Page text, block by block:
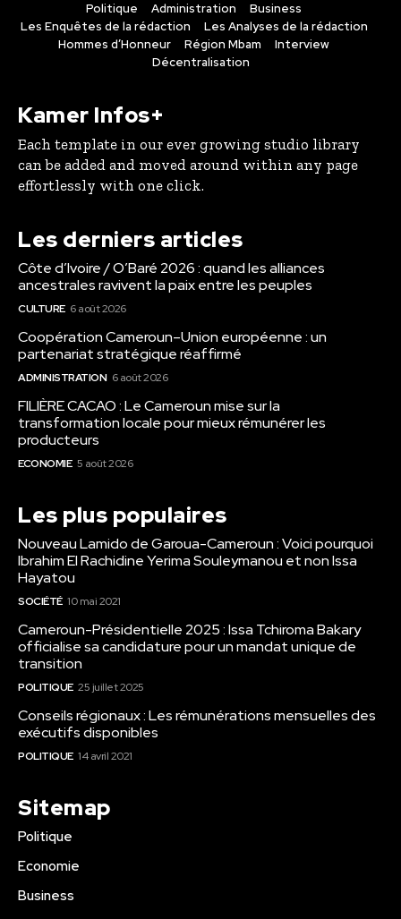
Politique Administration
Business
Les Enquêtes de la rédaction
Les Analyses de la rédaction
Hommes d’Honneur
Région Mbam
Interview
Décentralisation
Kamer Infos+
Each template in our ever growing studio library
can be added and moved around within any page
effortlessly with one click.
Les derniers articles
Côte d’Ivoire / O’Baré 2026 : quand les alliances
ancestrales ravivent la paix entre les peuples
CULTURE 6 août 2026
Coopération Cameroun–Union européenne : un
partenariat stratégique réaffirmé
ADMINISTRATION 6 août 2026
FILIÈRE CACAO : Le Cameroun mise sur la
transformation locale pour mieux rémunérer les
producteurs
ECONOMIE 5 août 2026
Les plus populaires
Nouveau Lamido de Garoua-Cameroun : Voici pourquoi
Ibrahim El Rachidine Yerima Souleymanou et non Issa
Hayatou
SOCIÉTÉ 10 mai 2021
Cameroun-Présidentielle 2025 : Issa Tchiroma Bakary
officialise sa candidature pour un mandat unique de
transition
POLITIQUE 25 juillet 2025
Conseils régionaux : Les rémunérations mensuelles des
exécutifs disponibles
POLITIQUE 14 avril 2021
Sitemap
Politique
Economie
Business